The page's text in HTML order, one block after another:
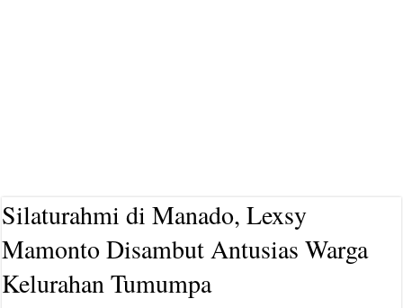
Silaturahmi di Manado, Lexsy
Mamonto Disambut Antusias Warga
Kelurahan Tumumpa